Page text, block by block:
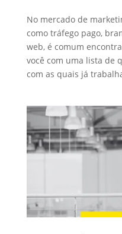
No mercado de
como tráfego pago,
web, é comum
você com uma lista de
com as quais já